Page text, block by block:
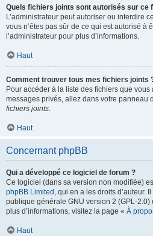
Quels fichiers joints sont autorisés sur ce
L’administrateur peut autoriser ou interdire
vous n’êtes pas sûr de ce qui est autorisé à
l’administrateur pour plus d’informations.
Haut
Comment trouver tous mes fichiers joints
Pour accéder à la liste des fichiers que
messages privés, allez dans votre panneau
fichiers joints.
Haut
Concernant phpBB
Qui a développé ce logiciel de forum ?
Ce logiciel (dans sa version non modifiée)
phpBB Limited , qui en a les droits d’auteur.
publique générale GNU version 2 (GPL-2.0)
plus d’informations, visitez la page « À
Haut